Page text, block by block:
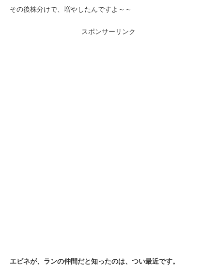
その後株分けで、増やしたんですよ～～
スポンサーリンク
エビネが、ランの仲間だと知ったのは、つい最近です。